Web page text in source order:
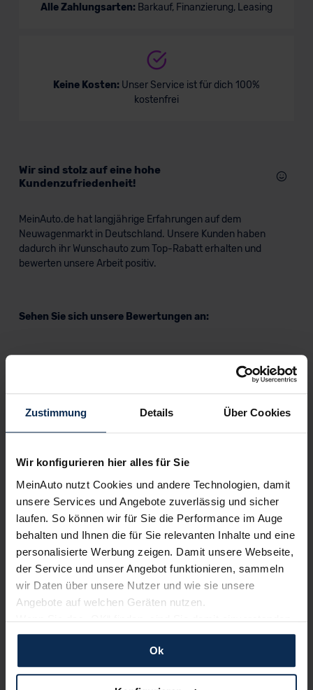
Zustimmung Details Über Cookies
Wir konfigurieren hier alles für Sie
MeinAuto nutzt Cookies und andere Technologien, damit
unsere Services und Angebote zuverlässig und sicher
laufen. So können wir für Sie die Performance im Auge
behalten und Ihnen die für Sie relevanten Inhalte und eine
personalisierte Werbung zeigen. Damit unsere Webseite,
der Service und unser Angebot funktionieren, sammeln
wir Daten über unsere Nutzer und wie sie unsere
Angebote auf welchen Geräten nutzen.
Wenn Sie das „OK“ finden, sind Sie damit einverstanden
und erlauben uns Cookies für unseren Service zu
verwenden und diese Daten an Dritte weiterzugeben,
etwa an unsere Marketingpartner. Falls Sie dem nicht
zustimmen möchten, beschränken wir uns auf die
Ok
Alle Zahlungsarten: Barkauf, Finanzierung, Leasing
Keine Kosten: Unser Service ist für dich 100%
kostenfrei
Wir sind stolz auf eine hohe
Kundenzufriedenheit!
MeinAuto.de hat langjährige Erfahrungen auf dem
Neuwagenmarkt in Deutschland. Unsere Kunden haben
dadurch ihr Wunschauto zum Top-Rabatt erhalten und
bewerten unsere Arbeit positiv.
Sehen Sie sich unsere Bewertungen an:
Nachrichten
KI-generiert
VW: Effizienterer Antrieb für neue ID.-Modelle